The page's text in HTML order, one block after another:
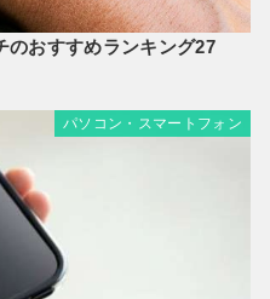
のおすすめランキング27
パソコン・スマートフォン